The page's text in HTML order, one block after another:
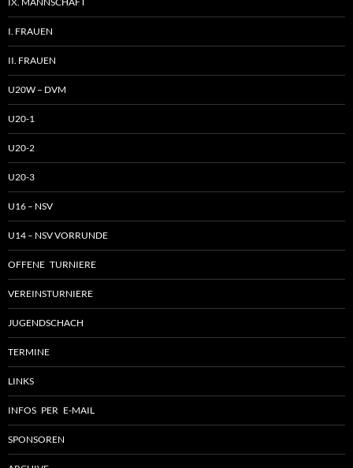
I. FRAUEN
II. FRAUEN
U20W – DVM
U20-1
U20-2
U20-3
U16 – NSV
U14 – NSV VORRUNDE
OFFENE TURNIERE
VEREINSTURNIERE
JUGENDSCHACH
TERMINE
LINKS
INFOS PER E-MAIL
SPONSOREN